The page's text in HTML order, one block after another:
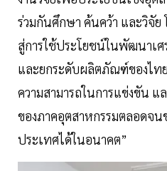
ร่วมกันศึกษา ค้นคว้า และวิจัย
สู่การใช้ประโยชน์ในพัฒนาเศ
และยกระดับผลิตภัณฑ์ของไท
ความสามารถในการแข่งขัน แ
ของภาคอุตสาหกรรมตลอดจน
ประเทศได้ในอนาคต”